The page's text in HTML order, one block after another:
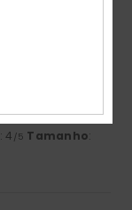
: 4 /5 Tamanho: